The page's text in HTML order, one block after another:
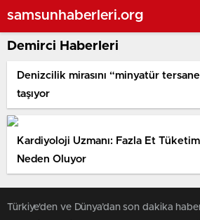
samsunhaberleri.org
Demirci Haberleri
Denizcilik mirasını “minyatür
taşıyor
Kardiyoloji Uzmanı: Fazla Et
Neden Oluyor
Türkiye'den ve Dünya’dan son dakika